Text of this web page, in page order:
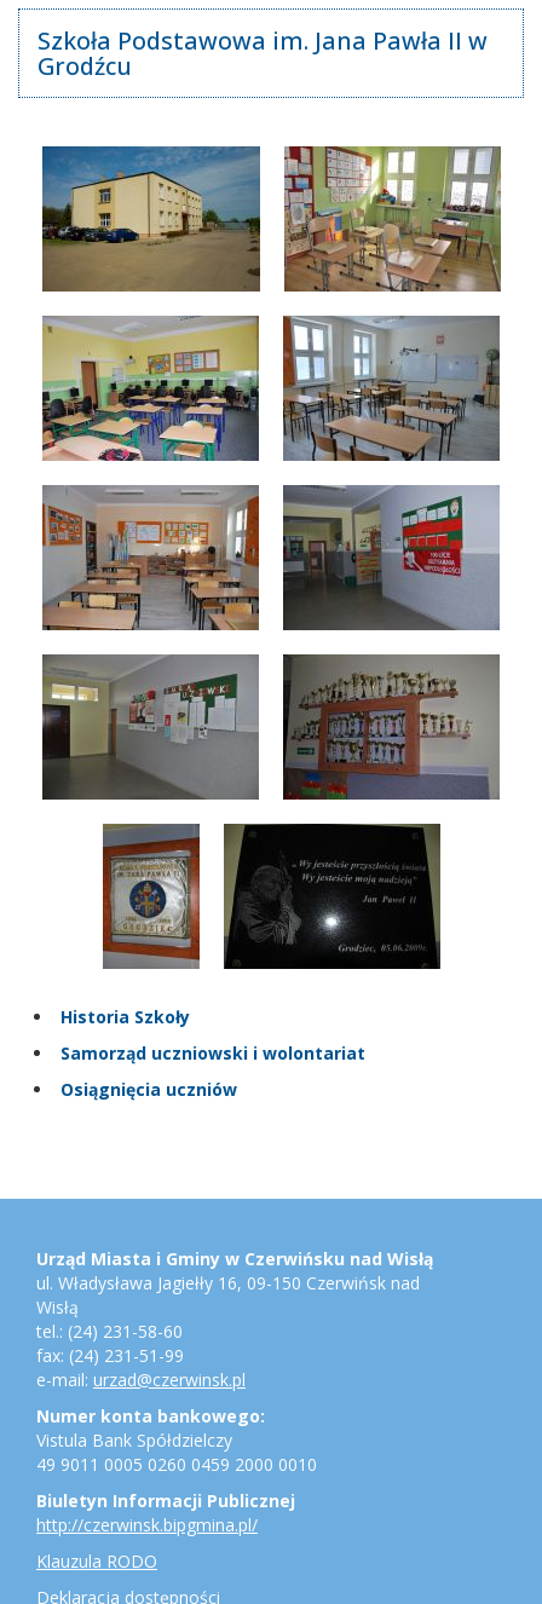
Szkoła Podstawowa im. Jana Pawła II w
Grodźcu
Historia Szkoły
Samorząd uczniowski i wolontariat
Osiągnięcia uczniów
Adres
konto
bankowe,
jednostki
gminne
Urząd Miasta i Gminy w Czerwińsku nad Wisłą
ul. Władysława Jagiełły 16, 09-150 Czerwińsk nad
Wisłą
tel.: (24) 231-58-60
fax: (24) 231-51-99
e-mail: urzad@czerwinsk.pl
Numer konta bankowego:
Vistula Bank Spółdzielczy
49 9011 0005 0260 0459 2000 0010
Biuletyn Informacji Publicznej
http://czerwinsk.bipgmina.pl/
Klauzula RODO
Deklaracja dostępności